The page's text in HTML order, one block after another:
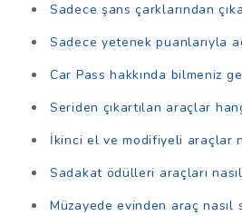
Sadece şans çarklarından
Sadece yetenek puanlarıyla
Car Pass hakkında bilmeniz
Seriden çıkartılan araçlar
İkinci el ve modifiyeli araçlar
Sadakat ödülleri araçları nasıl
Müzayede evinden araç nasıl